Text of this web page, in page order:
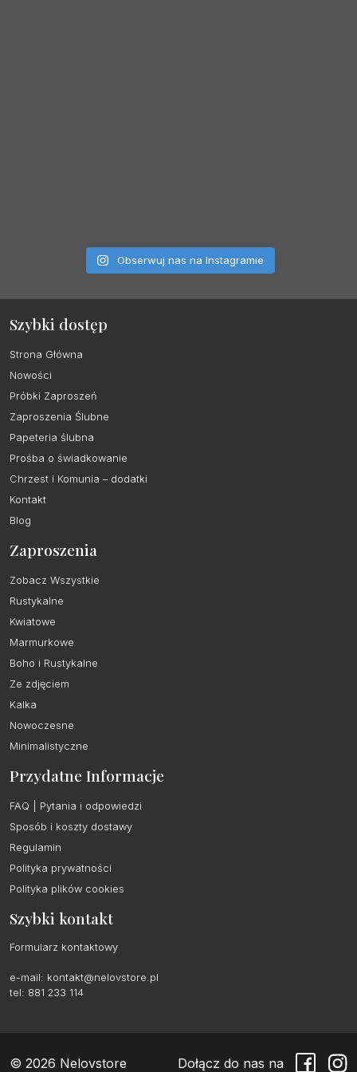
Obserwuj nas na Instagramie
Szybki dostęp
Strona Główna
Nowości
Próbki Zaproszeń
Zaproszenia Ślubne
Papeteria ślubna
Prośba o świadkowanie
Chrzest i Komunia – dodatki
Kontakt
Blog
Zaproszenia
Zobacz Wszystkie
Rustykalne
Kwiatowe
Marmurkowe
Boho i Rustykalne
Ze zdjęciem
Kalka
Nowoczesne
Minimalistyczne
Przydatne Informacje
FAQ | Pytania i odpowiedzi
Sposób i koszty dostawy
Regulamin
Polityka prywatności
Polityka plików cookies
Szybki kontakt
Formularz kontaktowy
e-mail: kontakt@nelovstore.pl
tel: 881 233 114
© 2026 Nelovstore Dołącz do nas na